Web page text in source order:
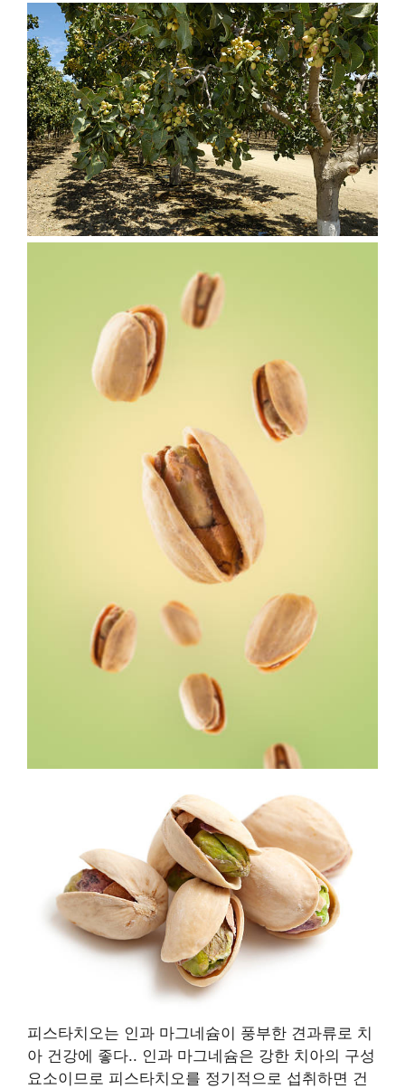
피스타치오는 인과 마그네슘이 풍부한 견과류로 치
아 건강에 좋다.. 인과 마그네슘은 강한 치아의 구성
요소이므로 피스타치오를 정기적으로 섭취하면 건